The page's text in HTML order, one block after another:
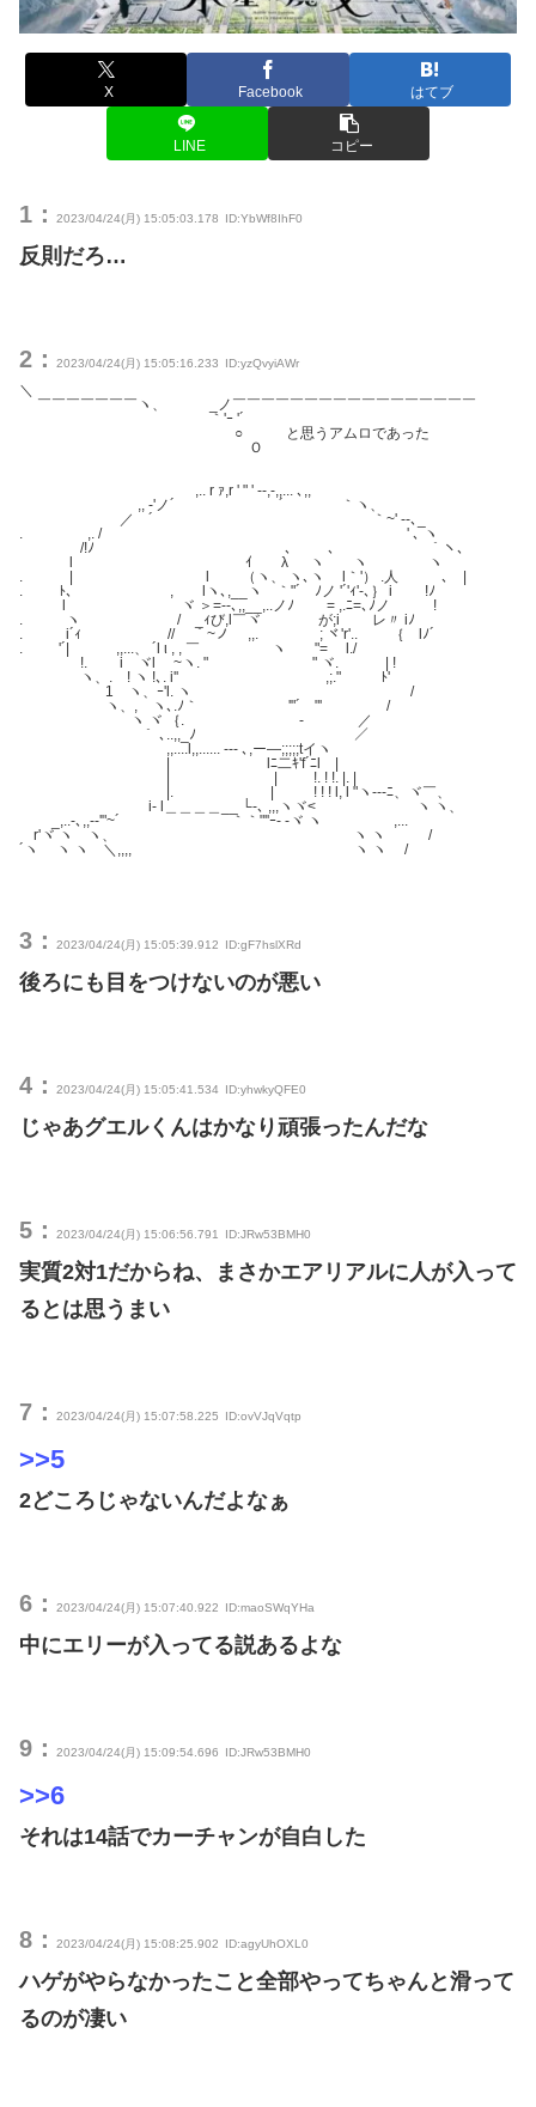
X Facebook はてブ
LINE コピー
1： 2023/04/24(月) 15:05:03.178 ID:YbWf8IhF0
反則だろ…
2： 2023/04/24(月) 15:05:16.233 ID:yzQvyiAWr
＼
￣￣￣￣￣￣￣ヽ、 _ノ￣￣￣￣￣￣￣￣￣￣￣￣￣￣￣￣￣
｀'ｰ '´
○ と思うアムロであった
Ｏ
,.. r ｧ,r ' " ' ‐-,-,,... ､,,
,, -'ノ´ ´ ｀ヽ、
／ ´ ｀~' ‐-､_
. ,. / ' ､ ヽ
/!ﾉ 、 、 ｀ヽ、
l ｲ λ ヽ ヽ ヽ
. | l （ヽ、 ヽ､ヽ l｀'） .人 ､ |
. ﾄ、 , lヽ､,__ヽ ｀"´ ﾉノ '´'ｨ'‐､｝ i !ﾉ
l ヾ ＞=‐-､,,__,..ノﾉ = ,.ﾆ=､ﾉノ !
. ヽ / _ｨび,l￣ヾ が;i レ〃 iﾉ
. i´ｨ // ｀~ノ ,,. ; ヾ'r'.. ｛ lﾉ´
. '´| ,,...、 ´l ι , , ￣ ヽ "= l./
!. i ヾl ~ヽ. " " ヾ. | !
ヽ、. ! ヽ !､. i'' ,;." ﾄ'
1 ヽ、ｰ'l. ヽ /
ヽ、, ヽ､.ﾉ｀ '"´ "' /
ヽ ヾ ｛. - ／
｀ ､..,,_ﾉ ／
,,....l,,...... --- ､,ー―;;;;;tイヽ
| lﾆ二ｷ'f´ﾆl |
| | !. ! !. |. |
|. | ! ! ! l, l "ヽ---ﾆ、ヾ￣、
i‐ l＿＿＿＿__ └-､ ,,,ヽヾ< ヽ ヽ、
_,..-､,,-‐'"~´ ｀｀"''ｰ‐ ‐ヾ ヽ ,... ゝ
r'ヾ ヽ ヽ、 ヽ ヽ /
´ヽ ヽ ヽ ＼,,,, ヽ ヽ /
3： 2023/04/24(月) 15:05:39.912 ID:gF7hslXRd
後ろにも目をつけないのが悪い
4： 2023/04/24(月) 15:05:41.534 ID:yhwkyQFE0
じゃあグエルくんはかなり頑張ったんだな
5： 2023/04/24(月) 15:06:56.791 ID:JRw53BMH0
実質2対1だからね、まさかエアリアルに人が入って
るとは思うまい
7： 2023/04/24(月) 15:07:58.225 ID:ovVJqVqtp
>>5
2どころじゃないんだよなぁ
6： 2023/04/24(月) 15:07:40.922 ID:maoSWqYHa
中にエリーが入ってる説あるよな
9： 2023/04/24(月) 15:09:54.696 ID:JRw53BMH0
>>6
それは14話でカーチャンが自白した
8： 2023/04/24(月) 15:08:25.902 ID:agyUhOXL0
ハゲがやらなかったこと全部やってちゃんと滑って
るのが凄い